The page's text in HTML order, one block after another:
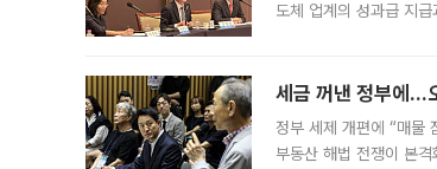
도체 업계의 성과급 지
세금 꺼낸 정부에…
정부 세제 개편에 “매물
부동산 해법 전쟁이 본